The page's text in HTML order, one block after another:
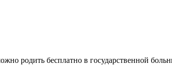
родить бесплатно в государственной